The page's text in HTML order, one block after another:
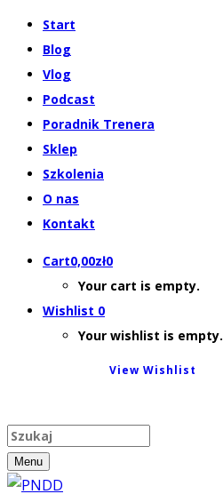
Start
Blog
Vlog
Podcast
Poradnik Trenera
Sklep
Szkolenia
O nas
Kontakt
Cart0,00zł0
Your cart is empty.
Wishlist 0
Your wishlist is empty.
View Wishlist
Menu